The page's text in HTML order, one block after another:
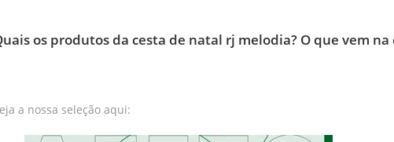
os produtos da cesta de natal rj melodia? O que vem
a nossa seleção aqui: